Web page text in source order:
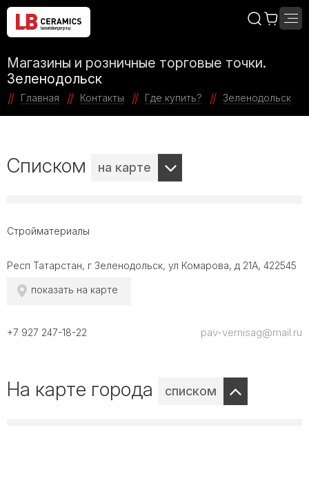
Магазины и розничные торговые точки.
Зеленодольск
Главная Контакты Где купить? Зеленодольск
Списком на карте
Стройматериалы
Респ Татарстан, г Зеленодольск, ул Комарова, д 21А, 422545
показать на карте
+7 927 247-18-22 pav-vernisag@mail.ru
На карте города списком